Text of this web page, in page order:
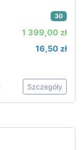
30
1 399,00 zł
16,50 zł
Szczegóły